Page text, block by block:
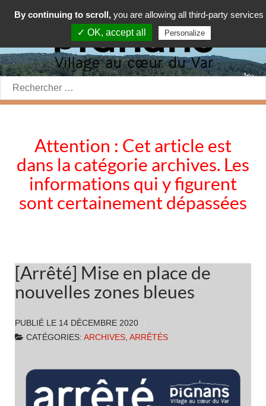
Rechercher:
Attention : Cet article est
dans la catégorie archives. Les
informations qui y figurent
sont certainement dépassées
[Arrêté] Mise en place de
nouvelles zones bleues
PUBLIÉ LE 14 DÉCEMBRE 2020
CATÉGORIES: ARCHIVES, ARRÊTÉS
By continuing to scroll, you are allowing all third-party services
✓ OK, accept all
Personalize